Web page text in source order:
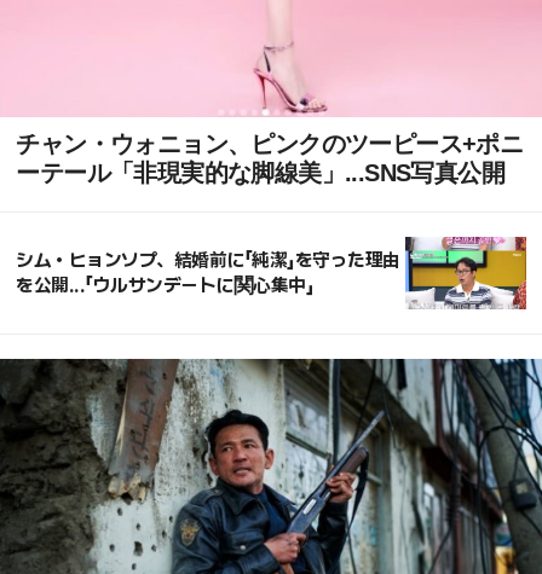
チャン・ウォニョン、ピンクのツーピース+ポニ
ーテール「非現実的な脚線美」...SNS写真公開
シム・ヒョンソプ、結婚前に「純潔」を守った理由
を公開...「ウルサンデートに関心集中」